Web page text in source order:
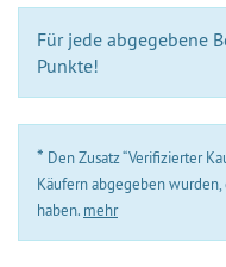
Für jede abgegebene
Punkte!
* Den Zusatz “Verifizierter
Käufern abgegeben
haben. mehr